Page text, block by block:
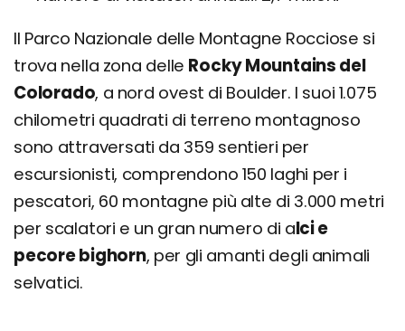
Il Parco Nazionale delle Montagne Rocciose si
trova nella zona delle Rocky Mountains del
Colorado, a nord ovest di Boulder. I suoi 1.075
chilometri quadrati di terreno montagnoso
sono attraversati da 359 sentieri per
escursionisti, comprendono 150 laghi per i
pescatori, 60 montagne più alte di 3.000 metri
per scalatori e un gran numero di alci e
pecore bighorn, per gli amanti degli animali
selvatici.